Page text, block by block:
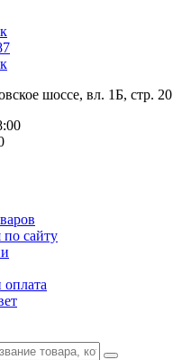
шоссе, вл. 1Б, стр. 20
сайту
оплата